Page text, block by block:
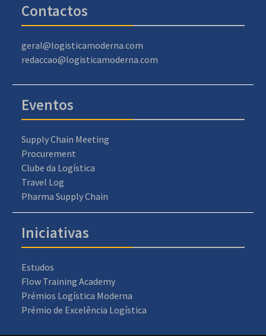
Contactos
geral@logisticamoderna.com
redaccao@logisticamoderna.com
Eventos
Supply Chain Meeting
Procurement
Clube da Logística
Travel Log
Pharma Supply Chain
Iniciativas
Estudos
Flow Training Academy
Prémios Logística Moderna
Prémio de Excelência Logística